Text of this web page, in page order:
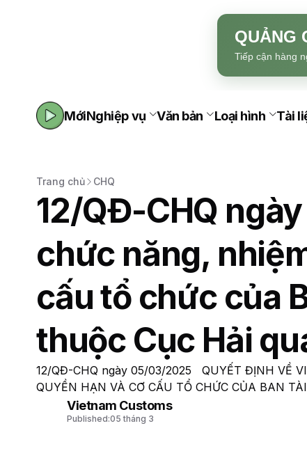
QUẢNG
Tiếp cận hàng
MớiNghiệp vụ Văn bản Loại hình Tài
Trang chủ CHQ
12/QĐ-CHQ
chức năng,
cấu tổ chức của
thuộc Cục Hải
12/QĐ-CHQ ngày 05/03/2025 QUYẾT ĐỊNH VỀ
QUYỀN HẠN VÀ CƠ CẤU TỔ CHỨC CỦA BAN
Vietnam Customs
Published:05 tháng 3